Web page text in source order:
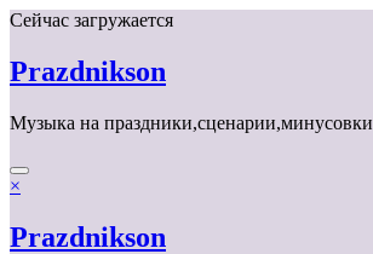
Перейти
содержимому
Сейчас загружается
Prazdnikson
Музыка на праздники,сценарии,минусовки
×
Prazdnikson